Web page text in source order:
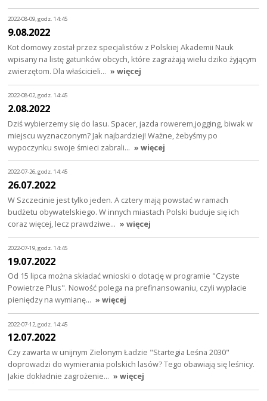
2022-08-09, godz. 14:45
9.08.2022
Kot domowy został przez specjalistów z Polskiej Akademii Nauk
wpisany na listę gatunków obcych, które zagrażają wielu dziko żyjącym
zwierzętom. Dla właścicieli… » więcej
2022-08-02, godz. 14:45
2.08.2022
Dziś wybierzemy się do lasu. Spacer, jazda rowerem,jogging, biwak w
miejscu wyznaczonym? Jak najbardziej! Ważne, żebyśmy po
wypoczynku swoje śmieci zabrali… » więcej
2022-07-26, godz. 14:45
26.07.2022
W Szczecinie jest tylko jeden. A cztery mają powstać w ramach
budżetu obywatelskiego. W innych miastach Polski buduje się ich
coraz więcej, lecz prawdziwe… » więcej
2022-07-19, godz. 14:45
19.07.2022
Od 15 lipca można składać wnioski o dotację w programie "Czyste
Powietrze Plus". Nowość polega na prefinansowaniu, czyli wypłacie
pieniędzy na wymianę… » więcej
2022-07-12, godz. 14:45
12.07.2022
Czy zawarta w unijnym Zielonym Ładzie "Startegia Leśna 2030"
doprowadzi do wymierania polskich lasów? Tego obawiają się leśnicy.
Jakie dokładnie zagrożenie… » więcej